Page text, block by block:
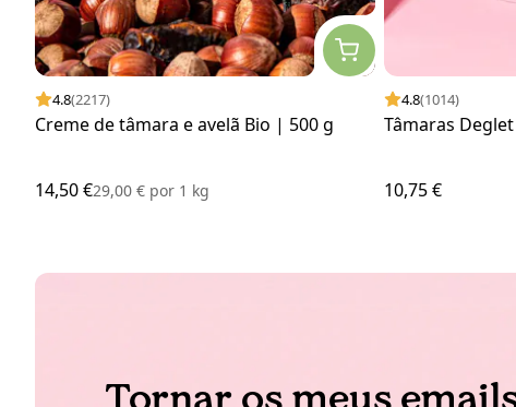
4.8(2217)
Creme de tâmara e avelã Bio | 500 g
14,50 €29,00 € por 1 kg
4.8(1014)
Tâmaras
10,75 €